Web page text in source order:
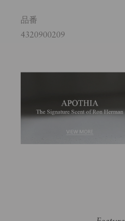
品番
4320900209